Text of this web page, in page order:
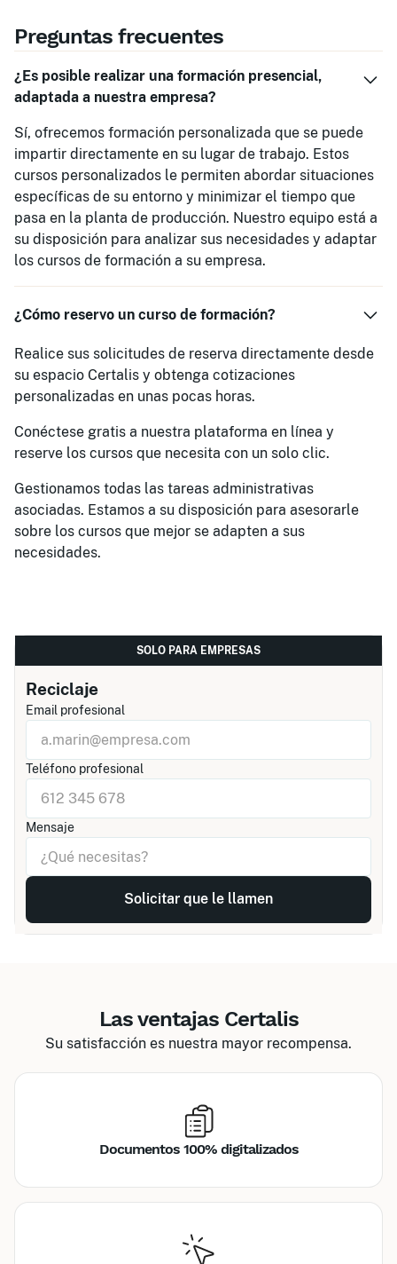
Preguntas frecuentes
¿Es posible realizar una formación presencial,
adaptada a nuestra empresa?
Sí, ofrecemos formación personalizada que se puede
impartir directamente en su lugar de trabajo. Estos
cursos personalizados le permiten abordar situaciones
específicas de su entorno y minimizar el tiempo que
pasa en la planta de producción. Nuestro equipo está a
su disposición para analizar sus necesidades y adaptar
los cursos de formación a su empresa.
¿Cómo reservo un curso de formación?
Realice sus solicitudes de reserva directamente desde
su espacio Certalis y obtenga cotizaciones
personalizadas en unas pocas horas.
Conéctese gratis a nuestra plataforma en línea y
reserve los cursos que necesita con un solo clic.
Gestionamos todas las tareas administrativas
asociadas. Estamos a su disposición para asesorarle
sobre los cursos que mejor se adapten a sus
necesidades.
SOLO PARA EMPRESAS
Reciclaje
Email profesional
Teléfono profesional
Mensaje
Las ventajas Certalis
Su satisfacción es nuestra mayor recompensa.
Documentos 100% digitalizados